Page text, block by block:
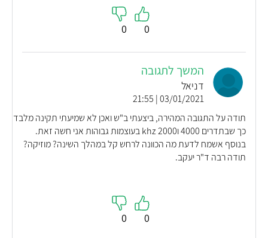
0
0
המשך לתגובה
דניאל
03/01/2021 | 21:55
תודה על התגובה המהירה, ביצעתי ב"ש ואכן לא שמיעתי תקינה מלבד
כך שבתדרים 4000 ו2000 khz בעוצמות גבוהות אני חשה זאת.
בנוסף אשמח לדעת מה הכוונה לרחש קל במהלך השינה? מוזיקה?
תודה רבה ד"ר יעקב.
0
0